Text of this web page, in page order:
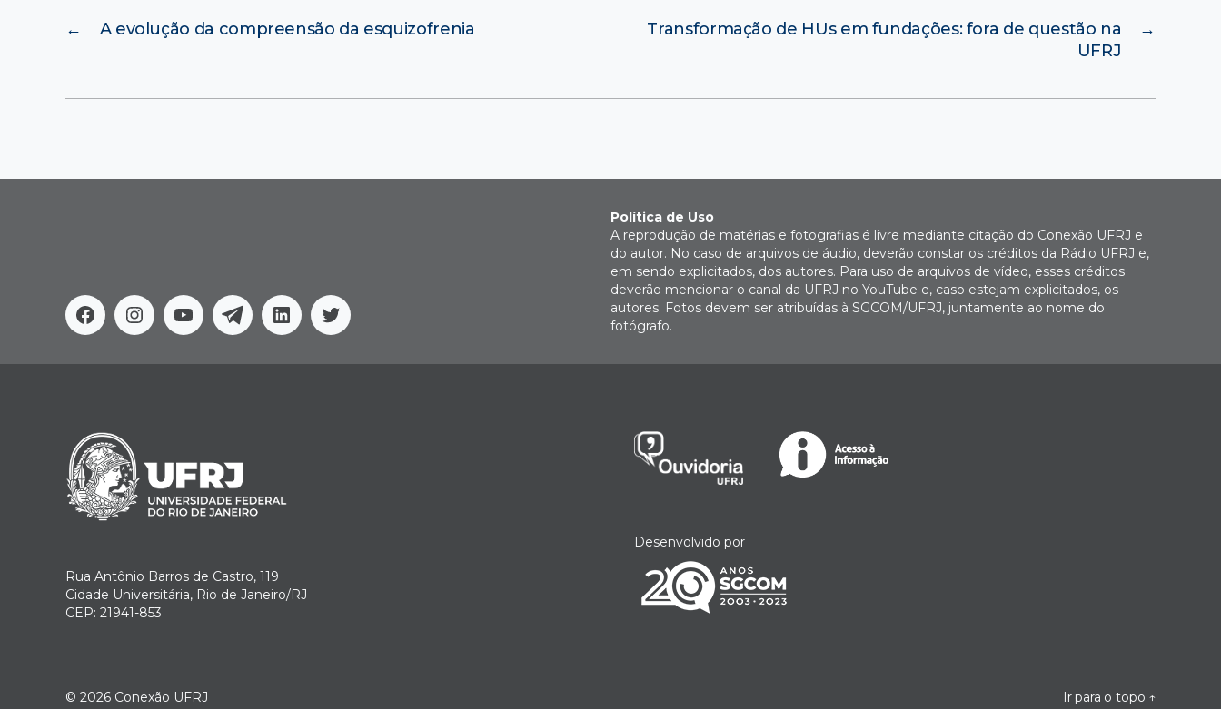
← A evolução da compreensão da esquizofrenia →
Transformação de HUs em fundações: fora de questão na
UFRJ
FacebookInstagram
YoutubeTelegramLinkedinTwitter
Política de Uso
A reprodução de matérias e fotografias é livre mediante citação do Conexão UFRJ e
do autor. No caso de arquivos de áudio, deverão constar os créditos da Rádio UFRJ e,
em sendo explicitados, dos autores. Para uso de arquivos de vídeo, esses créditos
deverão mencionar o canal da UFRJ no YouTube e, caso estejam explicitados, os
autores. Fotos devem ser atribuídas à SGCOM/UFRJ, juntamente ao nome do
fotógrafo.
Rua Antônio Barros de Castro, 119
Cidade Universitária, Rio de Janeiro/RJ
CEP: 21941-853
Desenvolvido por
© 2026 Conexão UFRJ Ir para o topo ↑